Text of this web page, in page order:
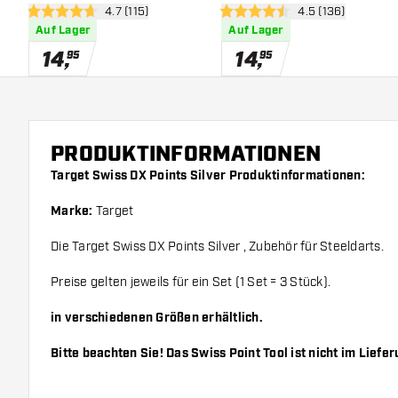
Bewertungsbereich öffnen
4.7 Bewertungssterne
4.7 (115)
Auf Lager
14,95
4.5 Bewertungssterne
4.5 (136)
Auf Lager
14,95
PRODUKTINFORMATIONEN
Target Swiss DX Points Silver Produktinformationen:
Marke: Target
Die Target Swiss DX Points Silver , Zubehör für Steeldarts.
Preise gelten jeweils für ein Set (1 Set = 3 Stück).
in verschiedenen Größen erhältlich.
Bitte beachten Sie! Das Swiss Point Tool ist nicht im